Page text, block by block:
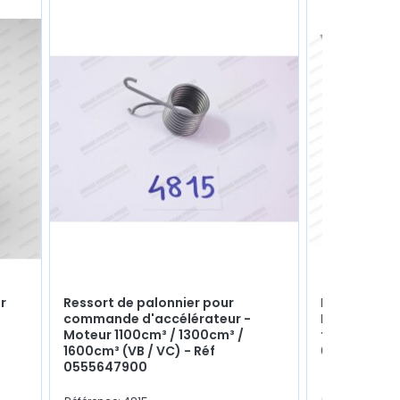
Ressort de palonnier pour
commande d'accélérateur -
Moteur 1100cm³ / 1300cm³ /
1600cm³ (VB / VC) - Réf
0555647900
Durite
Longueur
faire des